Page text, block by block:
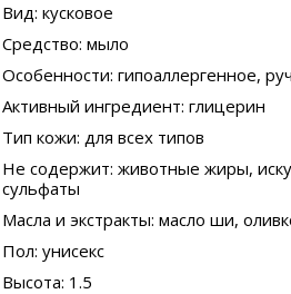
Вид: кусковое
Средство: мыло
Особенности: гипоаллергенное,
Активный ингредиент: глицерин
Тип кожи: для всех типов
Не содержит: животные жиры,
сульфаты
Масла и экстракты: масло ши,
Пол: унисекс
Высота: 1.5